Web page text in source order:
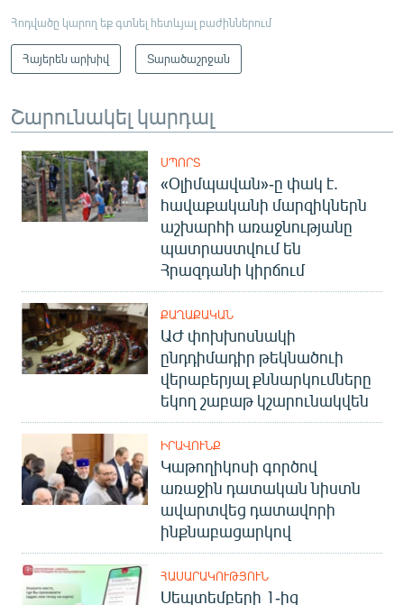
«Ազատության» բոլոր կայքերը
Հոդվածը կարող եք գտնել հետևյալ բաժիններում
Հայերեն արխիվ Տարածաշրջան
Շարունակել կարդալ
ՍՊՈՐՏ
«Օլիմպավան»-ը փակ է.
հավաքականի մարզիկներն
աշխարհի առաջնությանը
պատրաստվում են
Հրազդանի կիրճում
ՔԱՂԱՔԱԿԱՆ
ԱԺ փոխխոսնակի
ընդդիմադիր թեկնածուի
վերաբերյալ քննարկումները
եկող շաբաթ կշարունակվեն
ԻՐԱՎՈՒՆՔ
Կաթողիկոսի գործով
առաջին դատական նիստն
ավարտվեց դատավորի
ինքնաբացարկով
ՀԱՍԱՐԱԿՈՒԹՅՈՒՆ
Սեպտեմբերի 1-ից